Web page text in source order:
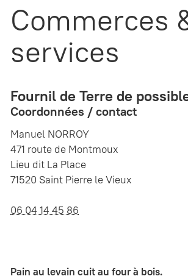
Commerces
services
Fournil de Terre de
Coordonnées / contact
Manuel NORROY
471 route de Montmoux
Lieu dit La Place
71520 Saint Pierre le Vieux
06 04 14 45 86
Pain au levain cuit au four à bois.